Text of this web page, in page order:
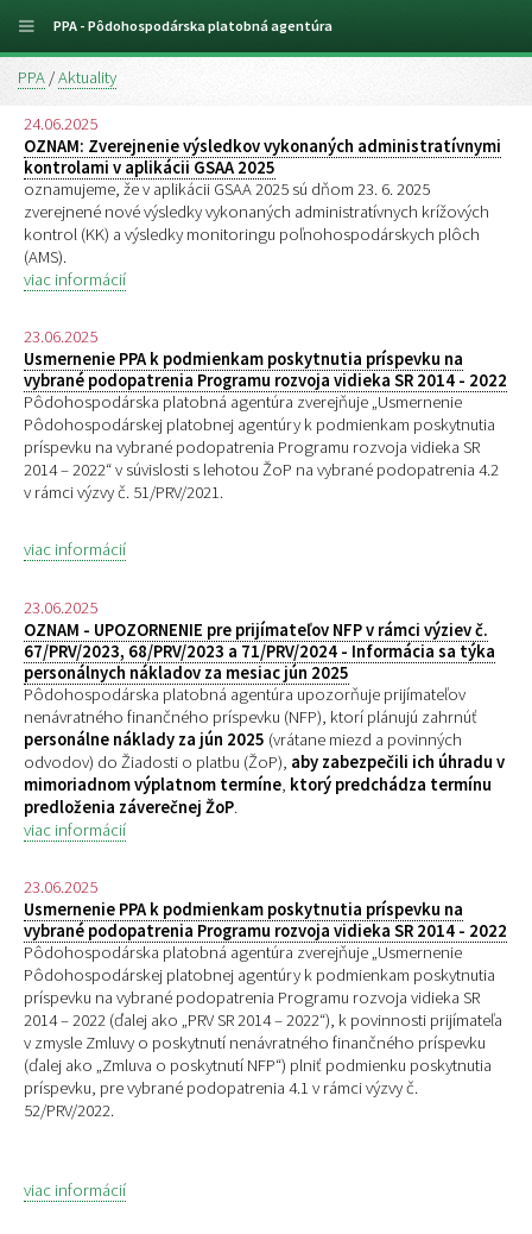
PPA /Aktuality
24.06.2025
OZNAM: Zverejnenie výsledkov vykonaných administratívnymi
kontrolami v aplikácii GSAA 2025
oznamujeme, že v aplikácii GSAA 2025 sú dňom 23. 6. 2025
zverejnené nové výsledky vykonaných administratívnych krížových
kontrol (KK) a výsledky monitoringu poľnohospodárskych plôch
(AMS).
viac informácií
23.06.2025
Usmernenie PPA k podmienkam poskytnutia príspevku na
vybrané podopatrenia Programu rozvoja vidieka SR 2014 - 2022
Pôdohospodárska platobná agentúra zverejňuje „Usmernenie
Pôdohospodárskej platobnej agentúry k podmienkam poskytnutia
príspevku na vybrané podopatrenia Programu rozvoja vidieka SR
2014 – 2022“ v súvislosti s lehotou ŽoP na vybrané podopatrenia 4.2
v rámci výzvy č. 51/PRV/2021.
viac informácií
23.06.2025
OZNAM - UPOZORNENIE pre prijímateľov NFP v rámci výziev č.
67/PRV/2023, 68/PRV/2023 a 71/PRV/2024 - Informácia sa týka
personálnych nákladov za mesiac jún 2025
Pôdohospodárska platobná agentúra upozorňuje prijímateľov
nenávratného finančného príspevku (NFP), ktorí plánujú zahrnúť
personálne náklady za jún 2025 (vrátane miezd a povinných
odvodov) do Žiadosti o platbu (ŽoP), aby zabezpečili ich úhradu v
mimoriadnom výplatnom termíne, ktorý predchádza termínu
predloženia záverečnej ŽoP.
viac informácií
23.06.2025
Usmernenie PPA k podmienkam poskytnutia príspevku na
vybrané podopatrenia Programu rozvoja vidieka SR 2014 - 2022
Pôdohospodárska platobná agentúra zverejňuje „Usmernenie
Pôdohospodárskej platobnej agentúry k podmienkam poskytnutia
príspevku na vybrané podopatrenia Programu rozvoja vidieka SR
2014 – 2022 (ďalej ako „PRV SR 2014 – 2022“), k povinnosti prijímateľa
v zmysle Zmluvy o poskytnutí nenávratného finančného príspevku
(ďalej ako „Zmluva o poskytnutí NFP“) plniť podmienku poskytnutia
príspevku, prevybrané podopatrenia 4.1 v rámci výzvy č.
52/PRV/2022.
viac informácií
PPA - Pôdohospodárska platobná agentúra